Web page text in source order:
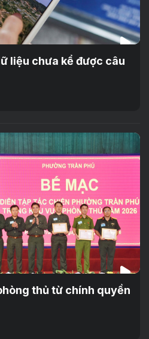
liệu chưa kể được câu
thủ từ chính quyền